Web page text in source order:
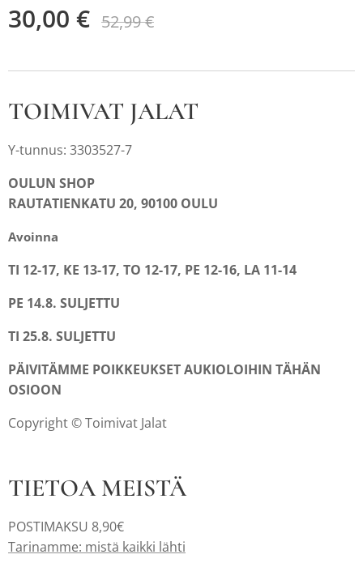
30,00 € 52,99€
TOIMIVAT JALAT
Y-tunnus: 3303527-7
OULUN SHOP
RAUTATIENKATU 20, 90100 OULU
Avoinna
TI 12-17, KE 13-17, TO 12-17, PE 12-16, LA 11-14
PE 14.8. SULJETTU
TI 25.8. SULJETTU
PÄIVITÄMME POIKKEUKSET AUKIOLOIHIN TÄHÄN
OSIOON
Copyright © Toimivat Jalat
TIETOA MEISTÄ
POSTIMAKSU 8,90€
Tarinamme: mistä kaikki lähti